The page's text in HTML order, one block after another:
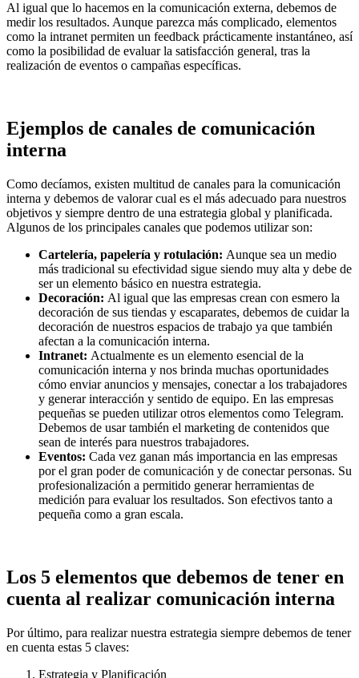
Al igual que lo hacemos en la comunicación externa, debemos de
medir los resultados. Aunque parezca más complicado, elementos
como la intranet permiten un feedback prácticamente instantáneo, así
como la posibilidad de evaluar la satisfacción general, tras la
realización de eventos o campañas específicas.
Ejemplos de canales de comunicación
interna
Como decíamos, existen multitud de canales para la comunicación
interna y debemos de valorar cual es el más adecuado para nuestros
objetivos y siempre dentro de una estrategia global y planificada.
Algunos de los principales canales que podemos utilizar son:
Cartelería, papelería y rotulación: Aunque sea un medio
más tradicional su efectividad sigue siendo muy alta y debe de
ser un elemento básico en nuestra estrategia.
Decoración: Al igual que las empresas crean con esmero la
decoración de sus tiendas y escaparates, debemos de cuidar la
decoración de nuestros espacios de trabajo ya que también
afectan a la comunicación interna.
Intranet: Actualmente es un elemento esencial de la
comunicación interna y nos brinda muchas oportunidades
cómo enviar anuncios y mensajes, conectar a los trabajadores
y generar interacción y sentido de equipo. En las empresas
pequeñas se pueden utilizar otros elementos como Telegram.
Debemos de usar también el marketing de contenidos que
sean de interés para nuestros trabajadores.
Eventos: Cada vez ganan más importancia en las empresas
por el gran poder de comunicación y de conectar personas. Su
profesionalización a permitido generar herramientas de
medición para evaluar los resultados. Son efectivos tanto a
pequeña como a gran escala.
Los 5 elementos que debemos de tener en
cuenta al realizar comunicación interna
Por último, para realizar nuestra estrategia siempre debemos de tener
en cuenta estas 5 claves:
Estrategia y Planificación